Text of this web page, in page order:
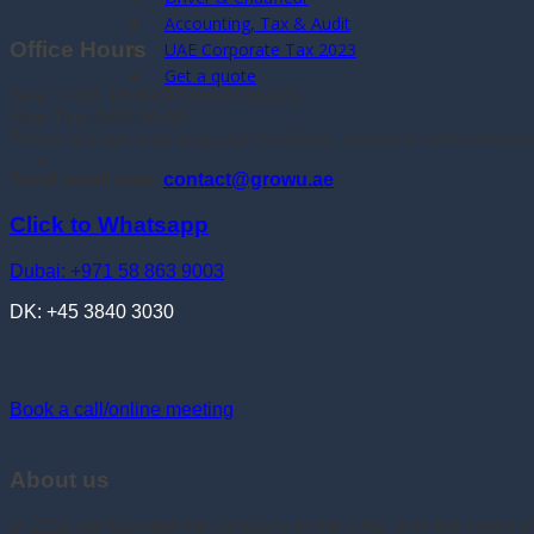
Accounting, Tax & Audit
UAE Corporate Tax 2023
Get a quote
Office Hours
contact@growu.ae
Click to Whatsapp
Dubai: +971 58 863 9003
DK: +45 3840 3030
Book a call/online meeting
About us